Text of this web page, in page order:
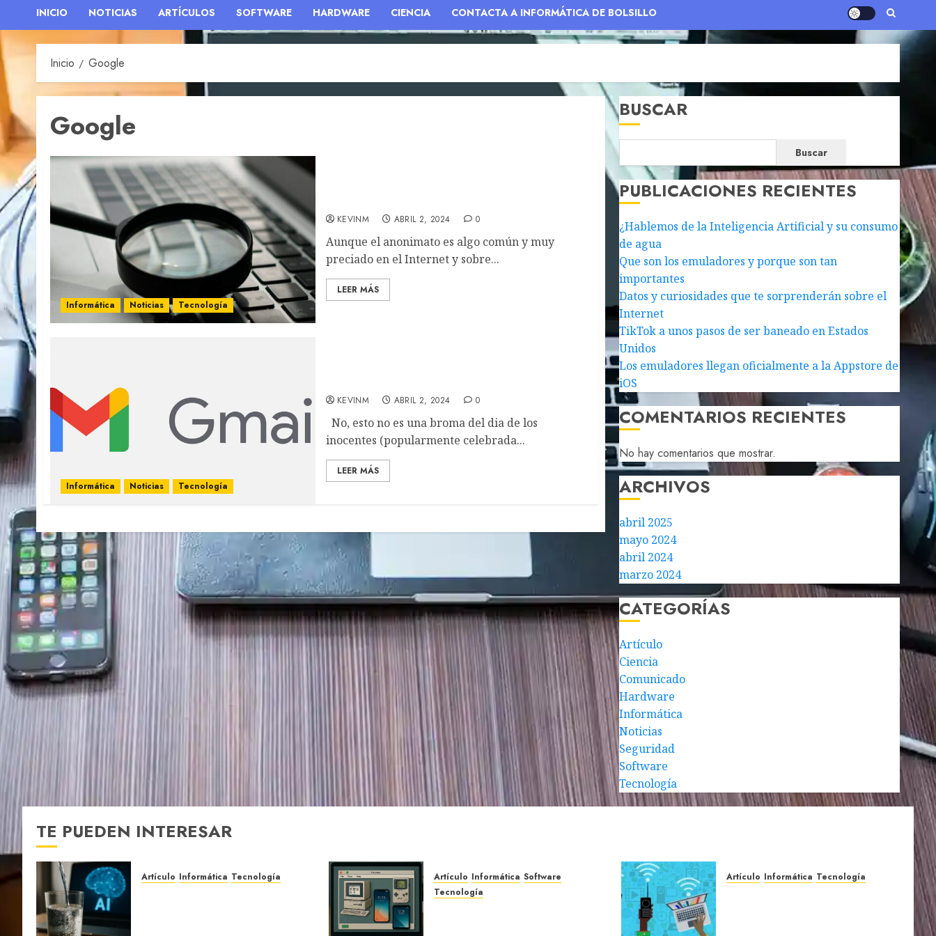
INICIO NOTICIAS ARTÍCULOS SOFTWARE HARDWARE CIENCIA CONTACTA A INFORMÁTICA DE BOLSILLO
Inicio Google
Google
Informática Noticias Tecnología
KEVINM ABRIL 2, 2024 0
Aunque el anonimato es algo común y muy
preciado en el Internet y sobre...
LEER MÁS
Informática Noticias Tecnología
KEVINM ABRIL 2, 2024 0
No, esto no es una broma del dia de los
inocentes (popularmente celebrada...
LEER MÁS
BUSCAR
Buscar
PUBLICACIONES RECIENTES
¿Hablemos de la Inteligencia Artificial y su consumo
de agua
Que son los emuladores y porque son tan
importantes
Datos y curiosidades que te sorprenderán sobre el
Internet
TikTok a unos pasos de ser baneado en Estados
Unidos
Los emuladores llegan oficialmente a la Appstore de
iOS
COMENTARIOS RECIENTES
No hay comentarios que mostrar.
ARCHIVOS
abril 2025
mayo 2024
abril 2024
marzo 2024
CATEGORÍAS
Artículo
Ciencia
Comunicado
Hardware
Informática
Noticias
Seguridad
Software
Tecnología
TE PUEDEN INTERESAR
Artículo Informática Tecnología Artículo Informática Software
Tecnología
Artículo Informática Tecnología